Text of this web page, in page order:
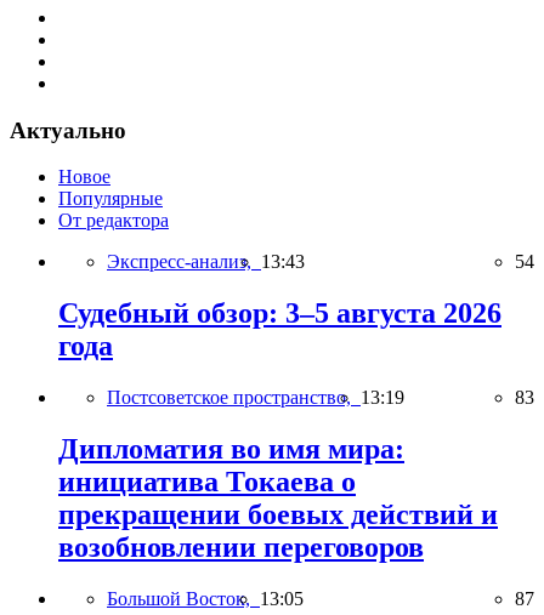
Актуально
Новое
Популярные
От редактора
Экспресс-анализ, 13:43 54
Судебный обзор: 3–5 августа 2026
года
Постсоветское пространство, 13:19 83
Дипломатия во имя мира:
инициатива Токаева о
прекращении боевых действий и
возобновлении переговоров
Большой Восток, 13:05 87